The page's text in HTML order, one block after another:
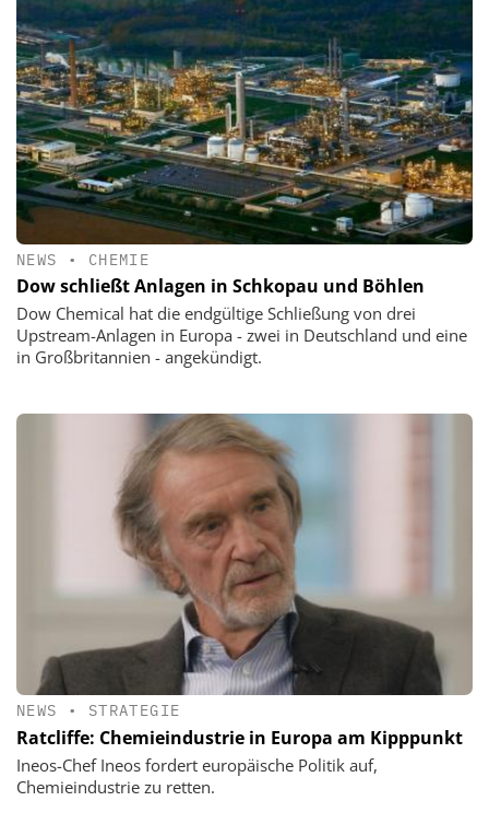
NEWS • CHEMIE
Dow schließt Anlagen in Schkopau und Böhlen
Dow Chemical hat die endgültige Schließung von drei
Upstream-Anlagen in Europa - zwei in Deutschland und eine
in Großbritannien - angekündigt.
NEWS • STRATEGIE
Ratcliffe: Chemieindustrie in Europa am Kipppunkt
Ineos-Chef Ineos fordert europäische Politik auf,
Chemieindustrie zu retten.